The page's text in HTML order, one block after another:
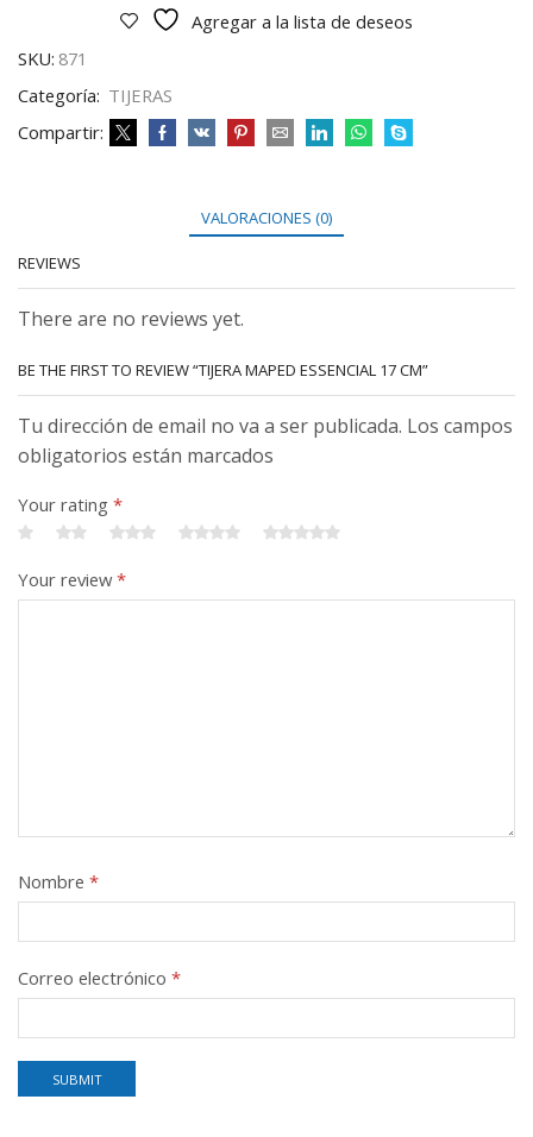
Agregar a la lista de deseos
SKU: 871
Categoría: TIJERAS
Compartir:
VALORACIONES (0)
REVIEWS
There are no reviews yet.
BE THE FIRST TO REVIEW “TIJERA MAPED ESSENCIAL 17 CM”
Tu dirección de email no va a ser publicada. Los campos
obligatorios están marcados
Your rating *
Your review*
Nombre *
Correo electrónico *